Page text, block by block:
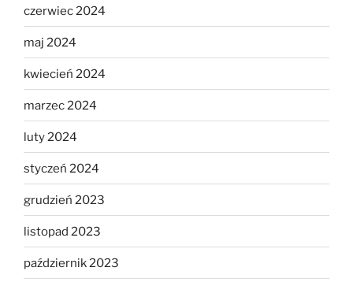
czerwiec 2024
maj 2024
kwiecień 2024
marzec 2024
luty 2024
styczeń 2024
grudzień 2023
listopad 2023
październik 2023